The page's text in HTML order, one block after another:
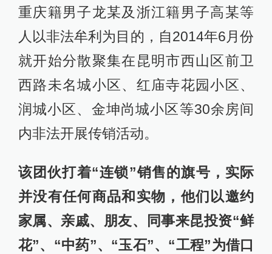
重庆籍男子龙某及浙江籍男子高某等
人以非法牟利为目的，自2014年6月份
就开始分散聚集在昆明市西山区前卫
西路未名城小区、红庙寺花园小区、
润城小区、金坤尚城小区等30余房间
内非法开展传销活动。
该团伙打着“连锁”销售的旗号，实际
并没有任何商品和实物，他们以邀约
家属、亲戚、朋友、同事来昆投资“鲜
花”、“中药”、“玉石”、“工程”为借口